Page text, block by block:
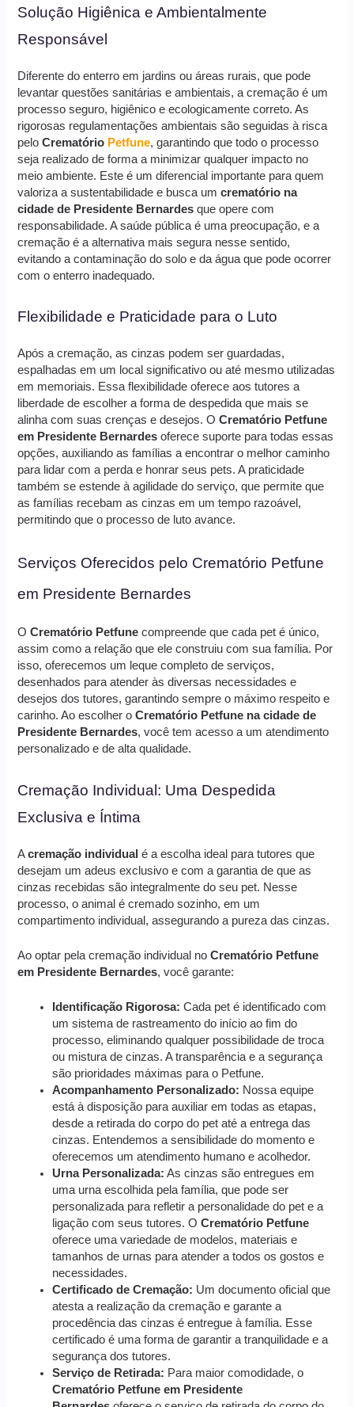
Solução Higiênica e Ambientalmente
Responsável
Diferente do enterro em jardins ou áreas rurais, que pode
levantar questões sanitárias e ambientais, a cremação é um
processo seguro, higiênico e ecologicamente correto. As
rigorosas regulamentações ambientais são seguidas à risca
peloCrematório Petfune, garantindo que todo o processo
seja realizado de forma a minimizar qualquer impacto no
meio ambiente. Este é um diferencial importante para quem
valoriza a sustentabilidade e busca umcrematório na
cidade de Presidente Bernardes que opere com
responsabilidade. A saúde pública é uma preocupação, e a
cremação é a alternativa mais segura nesse sentido,
evitando a contaminação do solo e da água que pode ocorrer
com o enterro inadequado.
Flexibilidade e Praticidade para o Luto
Após a cremação, as cinzas podem ser guardadas,
espalhadas em um local significativo ou até mesmo utilizadas
em memoriais. Essa flexibilidade oferece aos tutores a
liberdade de escolher a forma de despedida que mais se
alinha com suas crenças e desejos. OCrematório Petfune
em Presidente Bernardes oferece suporte para todas essas
opções, auxiliando as famílias a encontrar o melhor caminho
para lidar com a perda e honrar seus pets. A praticidade
também se estende à agilidade do serviço, que permite que
as famílias recebam as cinzas em um tempo razoável,
permitindo que o processo de luto avance.
Serviços Oferecidos pelo Crematório Petfune
em Presidente Bernardes
OCrematório Petfune compreende que cada pet é único,
assim como a relação que ele construiu com sua família. Por
isso, oferecemos um leque completo de serviços,
desenhados para atender às diversas necessidades e
desejos dos tutores, garantindo sempre o máximo respeito e
carinho. Ao escolher oCrematório Petfune na cidade de
Presidente Bernardes, você tem acesso a um atendimento
personalizado e de alta qualidade.
Cremação Individual: Uma Despedida
Exclusiva e Íntima
Acremação individual é a escolha ideal para tutores que
desejam um adeus exclusivo e com a garantia de que as
cinzas recebidas são integralmente do seu pet. Nesse
processo, o animal é cremado sozinho, em um
compartimento individual, assegurando a pureza das cinzas.
Ao optar pela cremação individual noCrematório Petfune
em Presidente Bernardes, você garante:
Identificação Rigorosa: Cada pet é identificado com
um sistema de rastreamento do início ao fim do
processo, eliminando qualquer possibilidade de troca
ou mistura de cinzas. A transparência e a segurança
são prioridades máximas para o Petfune.
Acompanhamento Personalizado: Nossa equipe
está à disposição para auxiliar em todas as etapas,
desde a retirada do corpo do pet até a entrega das
cinzas. Entendemos a sensibilidade do momento e
oferecemos um atendimento humano e acolhedor.
Urna Personalizada: As cinzas são entregues em
uma urna escolhida pela família, que pode ser
personalizada para refletir a personalidade do pet e a
ligação com seus tutores. OCrematório Petfune
oferece uma variedade de modelos, materiais e
tamanhos de urnas para atender a todos os gostos e
necessidades.
Certificado de Cremação: Um documento oficial que
atesta a realização da cremação e garante a
procedência das cinzas é entregue à família. Esse
certificado é uma forma de garantir a tranquilidade e a
segurança dos tutores.
Serviço de Retirada: Para maior comodidade, o
Crematório Petfune em Presidente